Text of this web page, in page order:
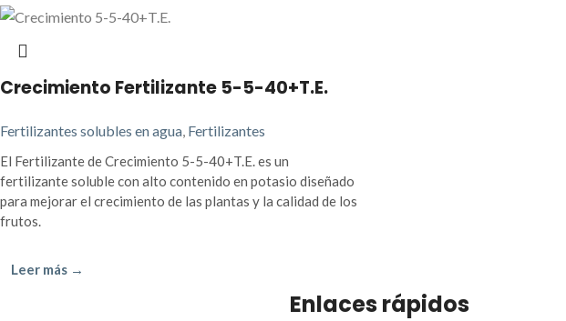
Crecimiento Fertilizante 5-5-40+T.E.
Fertilizantes solubles en agua Fertilizantes
El Fertilizante de Crecimiento 5-5-40+T.E. es un
fertilizante soluble con alto contenido en potasio diseñado
para mejorar el crecimiento de las plantas y la calidad de los
frutos.
Leer más →
Enlaces rápidos